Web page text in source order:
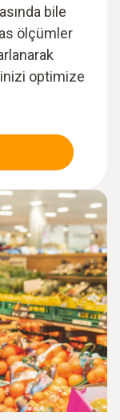
bile
ölçümler
optimize